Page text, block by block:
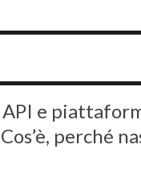
e
perché